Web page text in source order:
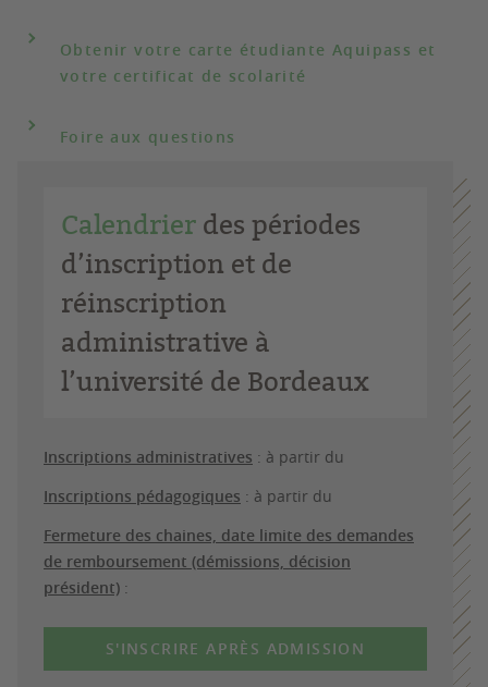
Obtenir votre carte étudiante Aquipass et
votre certificat de scolarité
Foire aux questions
Calendrier des périodes
d’inscription et de
réinscription
administrative à
l’université de Bordeaux
Inscriptions administratives : à partir du
Inscriptions pédagogiques : à partir du
Fermeture des chaines, date limite des demandes
de remboursement (démissions, décision
président) :
S'INSCRIRE APRÈS ADMISSION